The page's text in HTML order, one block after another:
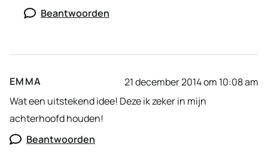
Beantwoorden
EMMA
21 december 2014 om 10:08 am
Wat een uitstekend idee! Deze ik zeker in mijn
achterhoofd houden!
Beantwoorden